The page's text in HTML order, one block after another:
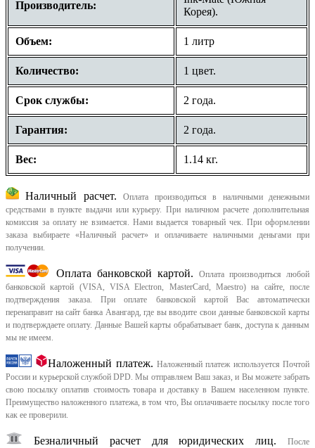
Производитель:
Корея).
Объем: 1 литр
Количество: 1 цвет.
Срок службы: 2 года.
Гарантия: 2 года.
Вес: 1.14 кг.
Наличный расчет.
Оплата производиться в наличными денежными
средствами в пункте выдачи или курьеру. При наличном расчете дополнительная
комиссия за оплату не взимается. Нами выдается товарный чек. При оформлении
заказа выбираете «Наличный расчет» и оплачиваете наличными деньгами при
получении.
Оплата банковской картой.
Оплата производиться любой
банковской картой (VISA, VISA Electron, MasterCard, Maestro) на сайте, после
подтверждения заказа. При оплате банковской картой Вас автоматически
перенаправит на сайт банка Авангард, где вы вводите свои данные банковской карты
и подтверждаете оплату. Данные Вашей карты обрабатывает банк, доступа к данным
мы не имеем.
Наложенный платеж. Наложенный платеж используется Почтой
России и курьерской службой DPD. Мы отправляем Ваш заказ, и Вы можете забрать
свою посылку оплатив стоимость товара и доставку в Вашем населенном пункте.
Преимущество наложенного платежа, в том что, Вы оплачиваете посылку после того
как ее проверили.
Безналичный расчет для юридических лиц.
После